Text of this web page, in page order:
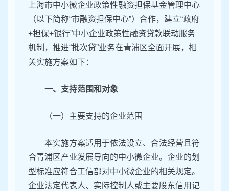
上海市中小微企业政策性融资担保基金管理中心
（以下简称“市融资担保中心”）合作，建立“政府
+担保+银行”中小企业政策性融资贷款联动服务
机制，推进“批次贷”业务在青浦区全面开展，相
关实施方案如下：
一、支持范围和对象
（一）主要支持的企业范围
本实施方案适用于依法设立、合法经营且符
合青浦区产业发展导向的中小微企业。企业的划
型标准应符合工信部对中小微企业的相关规定。
企业法定代表人、实际控制人或主要股东信用记